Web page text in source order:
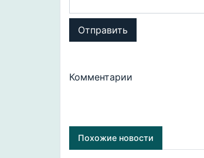
Отправить
Комментарии
Похожие новости